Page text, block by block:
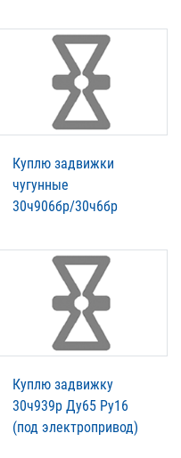
Куплю задвижки
чугунные
30ч906бр/30ч6бр
Куплю задвижку
30ч939р Ду65 Ру16
(под электропривод)